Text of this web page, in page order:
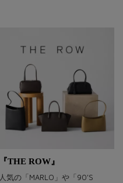
『THE ROW』
人気の「MARLO」や「90'S